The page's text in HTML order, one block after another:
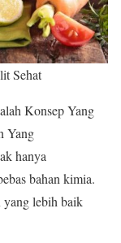
Sehat
Konsep Yang
Yang
hanya
bahan kimia.
yang lebih baik